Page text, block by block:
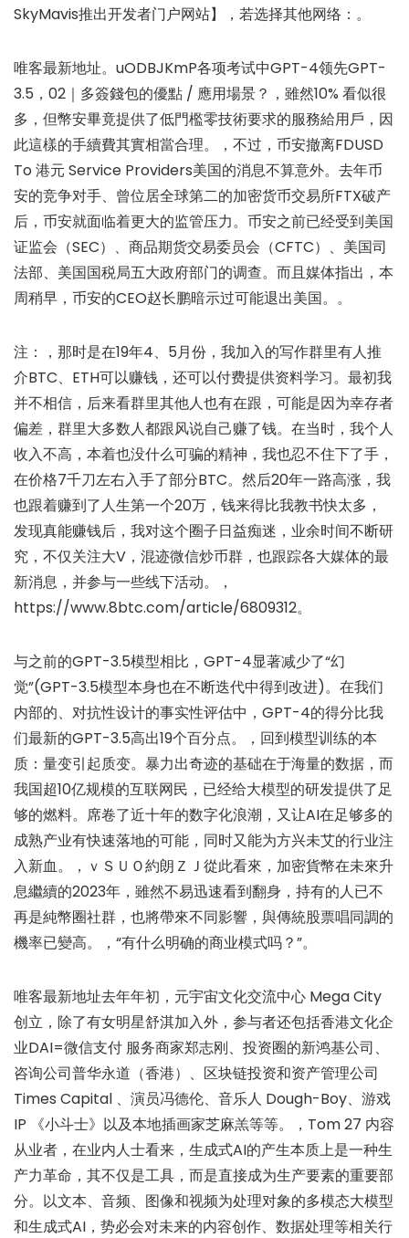
SkyMavis推出开发者门户网站】，若选择其他网络：。
唯客最新地址。uODBJKmP各项考试中GPT-4领先GPT-
3.5，02｜多簽錢包的優點 / 應用場景？，雖然10% 看似很
多，但幣安畢竟提供了低門檻零技術要求的服務給用戶，因
此這樣的手續費其實相當合理。，不过，币安撤离FDUSD
To 港元 Service Providers美国的消息不算意外。去年币
安的竞争对手、曾位居全球第二的加密货币交易所FTX破产
后，币安就面临着更大的监管压力。币安之前已经受到美国
证监会（SEC）、商品期货交易委员会（CFTC）、美国司
法部、美国国税局五大政府部门的调查。而且媒体指出，本
周稍早，币安的CEO赵长鹏暗示过可能退出美国。。
注：，那时是在19年4、5月份，我加入的写作群里有人推
介BTC、ETH可以赚钱，还可以付费提供资料学习。最初我
并不相信，后来看群里其他人也有在跟，可能是因为幸存者
偏差，群里大多数人都跟风说自己赚了钱。在当时，我个人
收入不高，本着也没什么可骗的精神，我也忍不住下了手，
在价格7千刀左右入手了部分BTC。然后20年一路高涨，我
也跟着赚到了人生第一个20万，钱来得比我教书快太多，
发现真能赚钱后，我对这个圈子日益痴迷，业余时间不断研
究，不仅关注大V，混迹微信炒币群，也跟踪各大媒体的最
新消息，并参与一些线下活动。，
https://www.8btc.com/article/6809312。
与之前的GPT-3.5模型相比，GPT-4显著减少了“幻
觉”(GPT-3.5模型本身也在不断迭代中得到改进)。在我们
内部的、对抗性设计的事实性评估中，GPT-4的得分比我
们最新的GPT-3.5高出19个百分点。，回到模型训练的本
质：量变引起质变。暴力出奇迹的基础在于海量的数据，而
我国超10亿规模的互联网民，已经给大模型的研发提供了足
够的燃料。席卷了近十年的数字化浪潮，又让AI在足够多的
成熟产业有快速落地的可能，同时又能为方兴未艾的行业注
入新血。，ｖＳＵＯ約朗ＺＪ從此看來，加密貨幣在未來升
息繼續的2023年，雖然不易迅速看到翻身，持有的人已不
再是純幣圈社群，也將帶來不同影響，與傳統股票唱同調的
機率已變高。，“有什么明确的商业模式吗？”。
唯客最新地址去年年初，元宇宙文化交流中心 Mega City
创立，除了有女明星舒淇加入外，参与者还包括香港文化企
业DAI=微信支付 服务商家郑志刚、投资圈的新鸿基公司、
咨询公司普华永道（香港）、区块链投资和资产管理公司
Times Capital 、演员冯德伦、音乐人 Dough-Boy、游戏
IP 《小斗士》以及本地插画家芝麻羔等等。，Tom 27 内容
从业者，在业内人士看来，生成式AI的产生本质上是一种生
产力革命，其不仅是工具，而是直接成为生产要素的重要部
分。以文本、音频、图像和视频为处理对象的多模态大模型
和生成式AI，势必会对未来的内容创作、数据处理等相关行